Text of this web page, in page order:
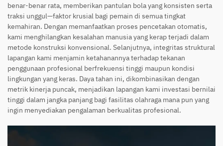
benar-benar rata, memberikan pantulan bola yang konsisten serta
traksi unggul—faktor krusial bagi pemain di semua tingkat
kemahiran. Dengan memanfaatkan proses pencetakan otomatis,
kami menghilangkan kesalahan manusia yang kerap terjadi dalam
metode konstruksi konvensional. Selanjutnya, integritas struktural
lapangan kami menjamin ketahanannya terhadap tekanan
penggunaan profesional berfrekuensi tinggi maupun kondisi
lingkungan yang keras. Daya tahan ini, dikombinasikan dengan
metrik kinerja puncak, menjadikan lapangan kami investasi bernilai
tinggi dalam jangka panjang bagi fasilitas olahraga mana pun yang
ingin menyediakan pengalaman berkualitas profesional.